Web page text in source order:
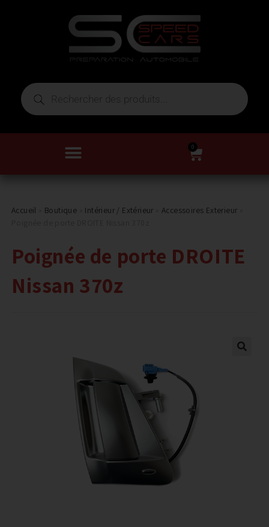
0
Accueil Boutique Intérieur / Extérieur Accessoires Exterieur
Poignée de porte DROITE
Nissan 370z